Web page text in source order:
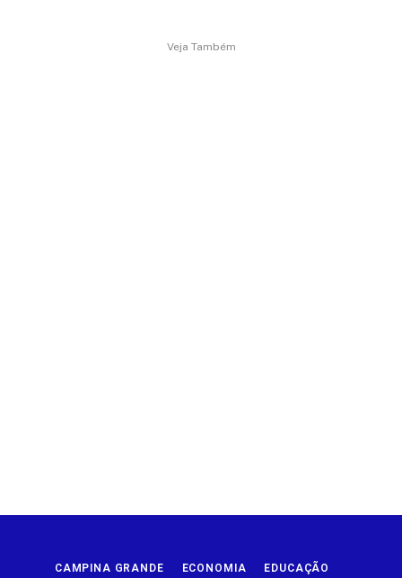
Veja Também
CAMPINA GRANDE ECONOMIA EDUCAÇÃO